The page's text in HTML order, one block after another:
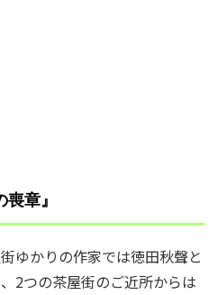
章』
ゆかりの作家では徳田秋聲と
2つの茶屋街のご近所からは